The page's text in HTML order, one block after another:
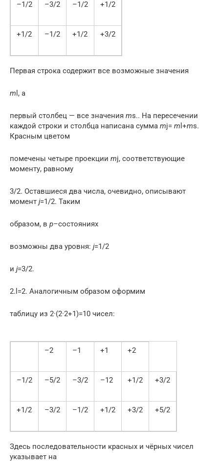
–1/2 –3/2 –1/2 +1/2
+1/2 –1/2 +1/2 +3/2
Первая строка содержит все возможные значения
m l, а
первый столбец — все значения ms.. На пересечении
каждой строки и столбца написана сумма mj= m l+ms.
Красным цветом
помечены четыре проекции mj, соответствующие
моменту, равному
3/2. Оставшиеся два числа, очевидно, описывают
момент j=1/2. Таким
образом, в p–состояниях
возможны два уровня: j=1/2
и j=3/2.
2.l=2. Аналогичным образом оформим
таблицу из 2·(2·2+1)=10 чисел:
–2 –1 +1 +2
–1/2 –5/2 –3/2 –12 +1/2 +3/2
+1/2 –3/2 –1/2 +1/2 +3/2 +5/2
Здесь последовательности красных и чёрных чисел
указывает на